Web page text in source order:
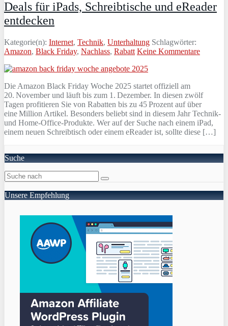
Deals für iPads, Schreibtische und eReader
entdecken
Kategorie(n): Internet, Technik, Unterhaltung Schlagwörter:
Amazon, Black Friday, Nachlass, Rabatt Keine Kommentare
Die Amazon Black Friday Woche 2025 startet offiziell am
20. November und läuft bis zum 1. Dezember. In diesen zwölf
Tagen profitieren Sie von Rabatten bis zu 45 Prozent auf über
eine Million Artikel. Besonders beliebt sind in diesem Jahr Technik-
und Home-Office-Produkte. Wer auf der Suche nach einem iPad,
einem neuen Schreibtisch oder einem eReader ist, sollte diese […]
Suche
Unsere Empfehlung